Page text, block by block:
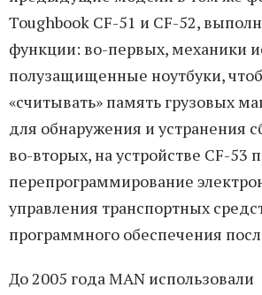
Toughbook CF-51 и CF-52,
функции: во-первых, механики
полузащищенные ноутбуки,
«считывать» память грузовых
для обнаружения и устранения
во-вторых, на устройстве CF-53
перепрограммирование
управления транспортных
программного обеспечения
До 2005 года MAN использовали